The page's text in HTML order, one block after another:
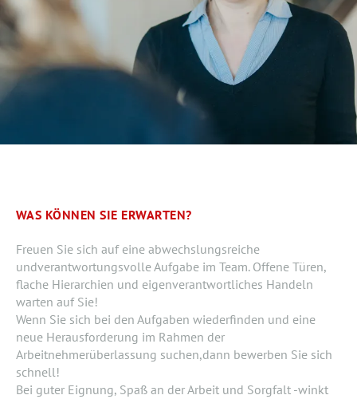
WAS KÖNNEN SIE ERWARTEN?
Freuen Sie sich auf eine abwechslungsreiche
undverantwortungsvolle Aufgabe im Team. Offene Türen,
flache Hierarchien und eigenverantwortliches Handeln
warten auf Sie!
Wenn Sie sich bei den Aufgaben wiederfinden und eine
neue Herausforderung im Rahmen der
Arbeitnehmerüberlassung suchen,dann bewerben Sie sich
schnell!
Bei guter Eignung, Spaß an der Arbeit und Sorgfalt -winkt